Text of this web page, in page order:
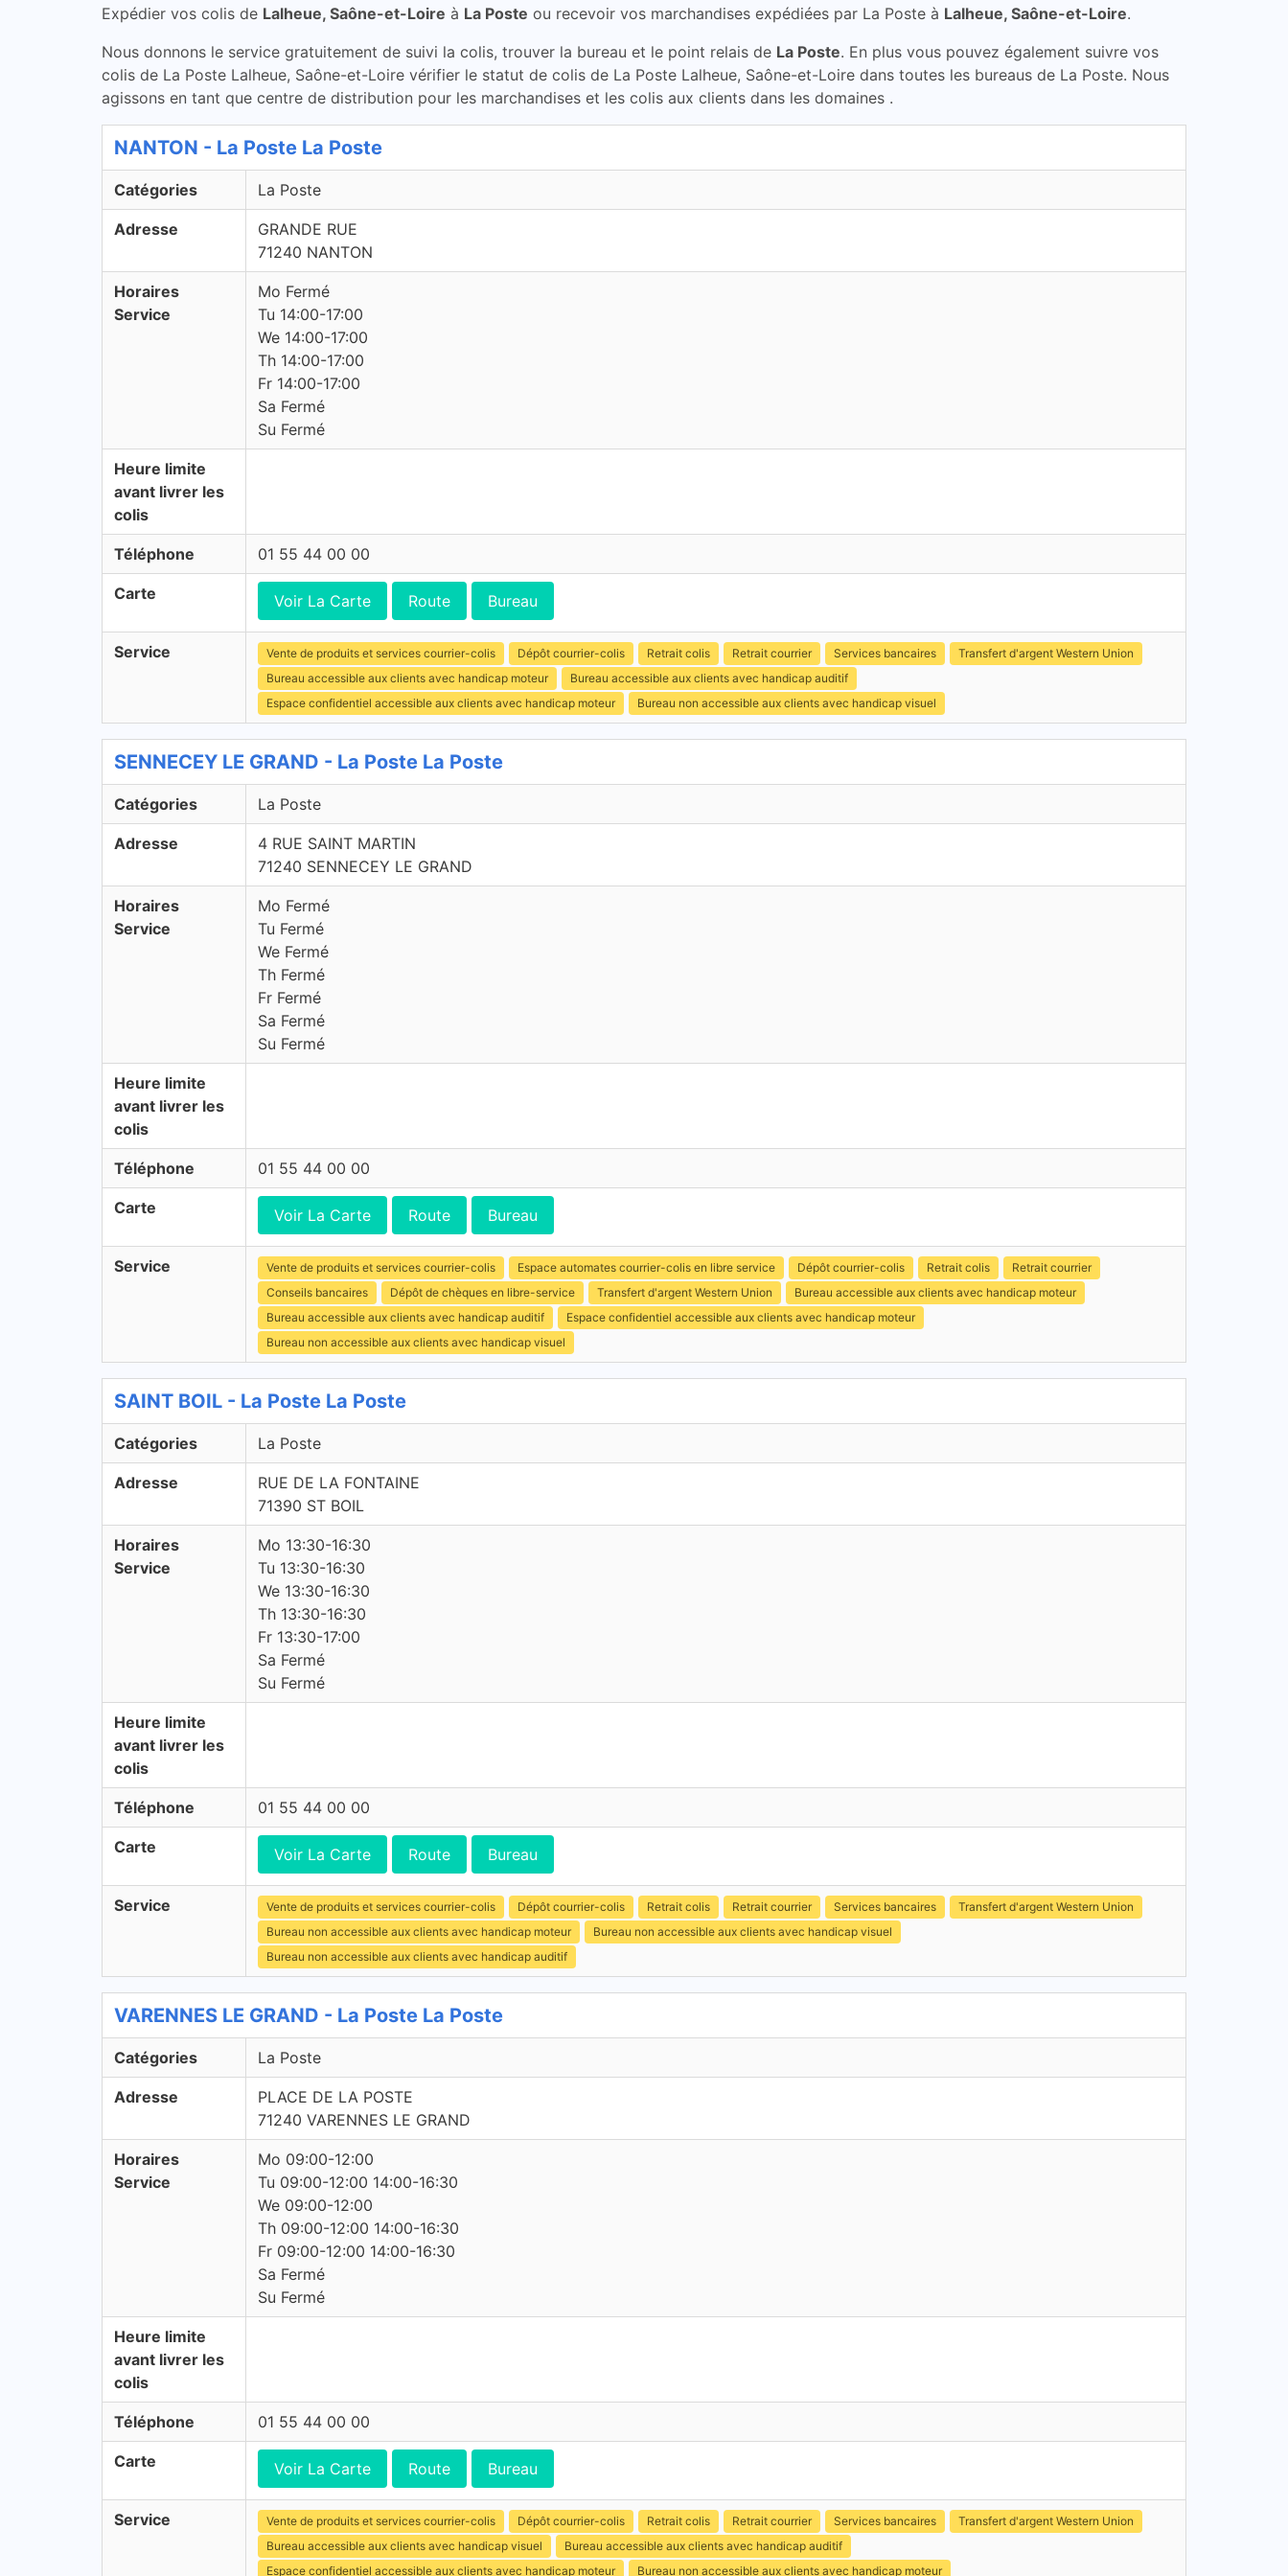
Expédier vos colis de Lalheue, Saône-et-Loire à La Poste ou recevoir vos marchandises expédiées par La Poste à Lalheue, Saône-et-Loire.
Nous donnons le service gratuitement de suivi la colis, trouver la bureau et le point relais de La Poste. En plus vous pouvez également suivre vos
colis de La Poste Lalheue, Saône-et-Loire vérifier le statut de colis de La Poste Lalheue, Saône-et-Loire dans toutes les bureaus de La Poste. Nous
agissons en tant que centre de distribution pour les marchandises et les colis aux clients dans les domaines .
NANTON - La Poste La Poste
Catégories La Poste
Adresse
GRANDE RUE
71240 NANTON
Horaires
Service
Mo Fermé
Tu 14:00-17:00
We 14:00-17:00
Th 14:00-17:00
Fr 14:00-17:00
Sa Fermé
Su Fermé
Heure limite
avant livrer les
colis
Téléphone 01 55 44 00 00
Carte Voir La Carte Route Bureau
Service Vente de produits et services courrier-colis Dépôt courrier-colis Retrait colis Retrait courrier Services bancaires
Transfert d'argent Western Union
Bureau accessible aux clients avec handicap moteur
Bureau accessible aux clients avec handicap auditif
Espace confidentiel accessible aux clients avec handicap moteur
Bureau non accessible aux clients avec handicap visuel
SENNECEY LE GRAND - La Poste La Poste
Catégories La Poste
Adresse
4 RUE SAINT MARTIN
71240 SENNECEY LE GRAND
Horaires
Service
Mo Fermé
Tu Fermé
We Fermé
Th Fermé
Fr Fermé
Sa Fermé
Su Fermé
Heure limite
avant livrer les
colis
Téléphone 01 55 44 00 00
Carte Voir La Carte Route Bureau
Service Vente de produits et services courrier-colis Espace automates courrier-colis en libre service Dépôt courrier-colis Retrait colis
Retrait courrier
Conseils bancaires
Dépôt de chèques en libre-service Transfert d'argent Western Union
Bureau accessible aux clients avec handicap moteur
Bureau accessible aux clients avec handicap auditif
Espace confidentiel accessible aux clients avec handicap moteur
Bureau non accessible aux clients avec handicap visuel
SAINT BOIL - La Poste La Poste
Catégories La Poste
Adresse
RUE DE LA FONTAINE
71390 ST BOIL
Horaires
Service
Mo 13:30-16:30
Tu 13:30-16:30
We 13:30-16:30
Th 13:30-16:30
Fr 13:30-17:00
Sa Fermé
Su Fermé
Heure limite
avant livrer les
colis
Téléphone 01 55 44 00 00
Carte Voir La Carte Route Bureau
Service Vente de produits et services courrier-colis Dépôt courrier-colis Retrait colis Retrait courrier Services bancaires
Transfert d'argent Western Union
Bureau non accessible aux clients avec handicap moteur
Bureau non accessible aux clients avec handicap visuel
Bureau non accessible aux clients avec handicap auditif
VARENNES LE GRAND - La Poste La Poste
Catégories La Poste
Adresse
PLACE DE LA POSTE
71240 VARENNES LE GRAND
Horaires
Service
Mo 09:00-12:00
Tu 09:00-12:00 14:00-16:30
We 09:00-12:00
Th 09:00-12:00 14:00-16:30
Fr 09:00-12:00 14:00-16:30
Sa Fermé
Su Fermé
Heure limite
avant livrer les
colis
Téléphone 01 55 44 00 00
Carte Voir La Carte Route Bureau
Service Vente de produits et services courrier-colis Dépôt courrier-colis Retrait colis Retrait courrier Services bancaires
Transfert d'argent Western Union
Bureau accessible aux clients avec handicap visuel
Bureau accessible aux clients avec handicap auditif
Espace confidentiel accessible aux clients avec handicap moteur
Bureau non accessible aux clients avec handicap moteur